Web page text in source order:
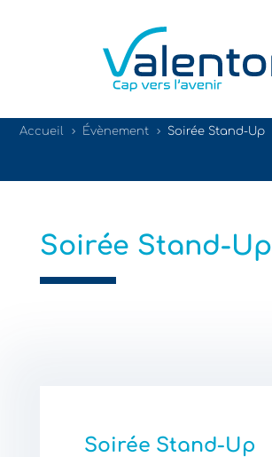
Accueil 5 Évènement 5 Soirée Stand-Up
Soirée Stand-Up
Soirée Stand-Up